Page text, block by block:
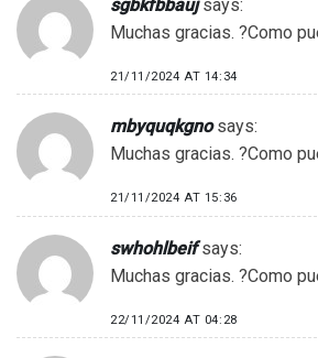
sgbkfbbauj says:
Muchas gracias. ?Como
21/11/2024 AT 14:34
mbyquqkgno says:
Muchas gracias. ?Como
21/11/2024 AT 15:36
swhohlbeif says:
Muchas gracias. ?Como
22/11/2024 AT 04:28